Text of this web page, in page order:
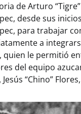
de Arturo
desde sus
para trabajar
a
quien le permitió
del equipo
Jesús “Chino”